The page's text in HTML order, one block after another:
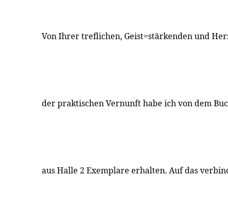
Von Ihrer treflichen, Geist=stärkenden und
der praktischen Vernunft habe ich von dem
aus Halle 2 Exemplare erhalten. Auf das